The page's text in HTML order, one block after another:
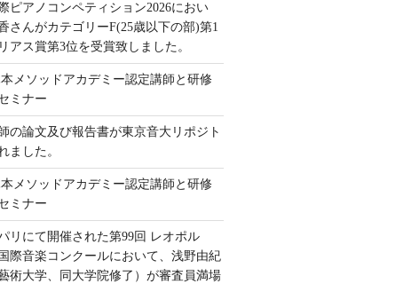
ピアノコンペティション2026におい
さんがカテゴリーF(25歳以下の部)第1
アス賞第3位を受賞致しました。
メソッドアカデミー認定講師と研修
ミナー
の論文及び報告書が東京音大リポジト
ました。
メソッドアカデミー認定講師と研修
ミナー
リにて開催された第99回 レオポル
際音楽コンクールにおいて、浅野由紀
術大学、同大学院修了）が審査員満場